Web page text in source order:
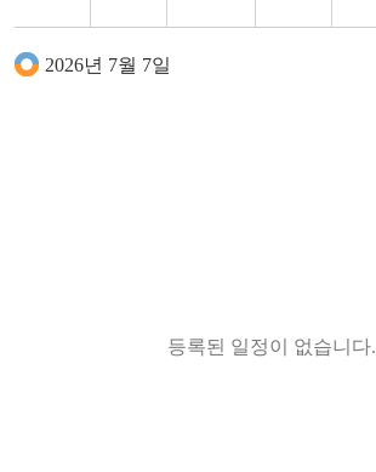
2026년 7월 7일
등록된 일정이 없습니다.